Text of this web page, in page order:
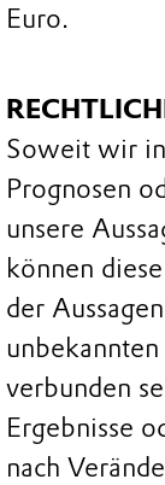
Euro.
Soweit wir
Prognosen
unsere
können
der
verbunden
Ergebnisse
nach